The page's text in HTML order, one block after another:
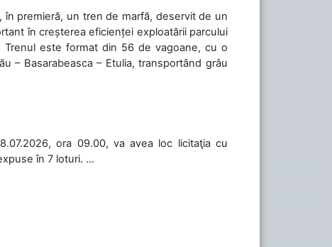
în premieră, un tren de marfă, deservit de un
în creșterea eficienței exploatării parcului
este format din 56 de vagoane, cu o
– Basarabeasca – Etulia, transportând grâu
ora 09.00, va avea loc licitaţia cu
în 7 loturi. ...